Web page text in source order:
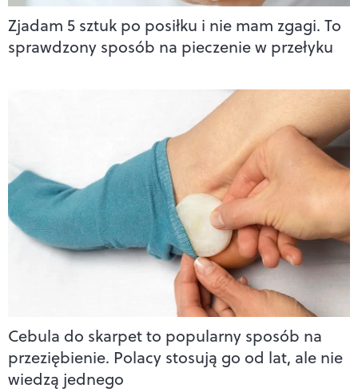
Zjadam 5 sztuk po posiłku i nie mam zgagi. To
sprawdzony sposób na pieczenie w przełyku
Cebula do skarpet to popularny sposób na
przeziębienie. Polacy stosują go od lat, ale nie
wiedzą jednego